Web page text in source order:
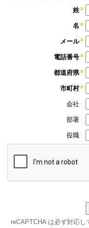
姓
名
メール
電話番号
都道府県
市町村
会社
部署
役職
reCAPTCHA は必ず対応し